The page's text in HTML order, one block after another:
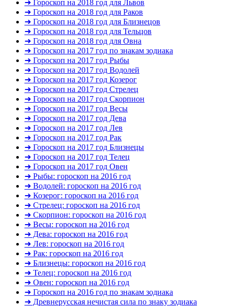
➜ Гороскоп на 2018 год для Львов
➜ Гороскоп на 2018 год для Раков
➜ Гороскоп на 2018 год для Близнецов
➜ Гороскоп на 2018 год для Тельцов
➜ Гороскоп на 2018 год для Овна
➜ Гороскоп на 2017 год по знакам зодиака
➜ Гороскоп на 2017 год Рыбы
➜ Гороскоп на 2017 год Водолей
➜ Гороскоп на 2017 год Козерог
➜ Гороскоп на 2017 год Стрелец
➜ Гороскоп на 2017 год Скорпион
➜ Гороскоп на 2017 год Весы
➜ Гороскоп на 2017 год Дева
➜ Гороскоп на 2017 год Лев
➜ Гороскоп на 2017 год Рак
➜ Гороскоп на 2017 год Близнецы
➜ Гороскоп на 2017 год Телец
➜ Гороскоп на 2017 год Овен
➜ Рыбы: гороскоп на 2016 год
➜ Водолей: гороскоп на 2016 год
➜ Козерог: гороскоп на 2016 год
➜ Стрелец: гороскоп на 2016 год
➜ Скорпион: гороскоп на 2016 год
➜ Весы: гороскоп на 2016 год
➜ Дева: гороскоп на 2016 год
➜ Лев: гороскоп на 2016 год
➜ Рак: гороскоп на 2016 год
➜ Близнецы: гороскоп на 2016 год
➜ Телец: гороскоп на 2016 год
➜ Овен: гороскоп на 2016 год
➜ Гороскоп на 2016 год по знакам зодиака
➜ Древнерусская нечистая сила по знаку зодиака